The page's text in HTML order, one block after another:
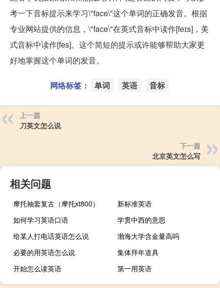
考一下音标提示来学习\"face\"这个单词的正确发音。根据
专业网站提供的信息，\"face\"在英式音标中读作[feɪs]，美
式音标中读作[fes]。这个简短的提示或许能够帮助大家更
好地掌握这个单词的发音。
网络标签： 单词 英语 音标
上一篇
刀英文怎么说
下一篇
北京英文怎么写
相关问题
摩托袖套复古（摩托xt800）
新标准英语
如何学习英语口语
学贯中西的意思
给某人打电话英语怎么说
渤海大学含金量高吗
必要的用英语怎么说
集体拜年道具
开始怎么读英语
第一用英语